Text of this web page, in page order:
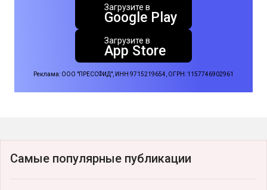
Загрузите в
Google Play
Загрузите в
App Store
Реклама: ООО "ПРЕССФИД", ИНН 9715219654, ОГРН: 1157746902961
Самые популярные публикации